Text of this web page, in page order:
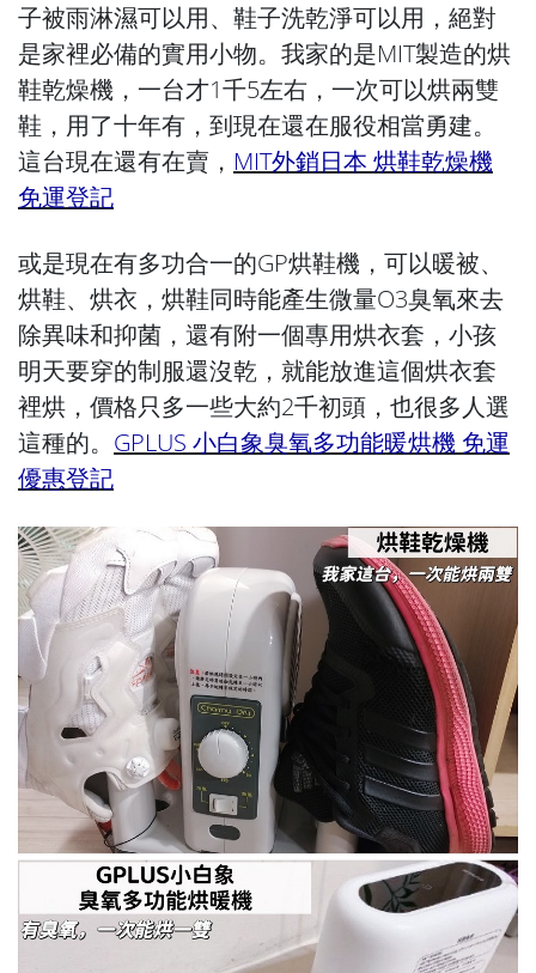
子被雨淋濕可以用、鞋子洗乾淨可以用，絕對
是家裡必備的實用小物。我家的是MIT製造的烘
鞋乾燥機，一台才1千5左右，一次可以烘兩雙
鞋，用了十年有，到現在還在服役相當勇建。
這台現在還有在賣， MIT外銷日本 烘鞋乾燥機
免運登記
或是現在有多功合一的GP烘鞋機，可以暖被、
烘鞋、烘衣，烘鞋同時能產生微量O3臭氧來去
除異味和抑菌，還有附一個專用烘衣套，小孩
明天要穿的制服還沒乾，就能放進這個烘衣套
裡烘，價格只多一些大約2千初頭，也很多人選
這種的。 GPLUS 小白象臭氧多功能暖烘機 免運
優惠登記